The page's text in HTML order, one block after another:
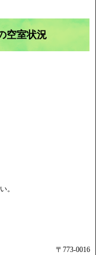
空室状況
。
〒773-0016